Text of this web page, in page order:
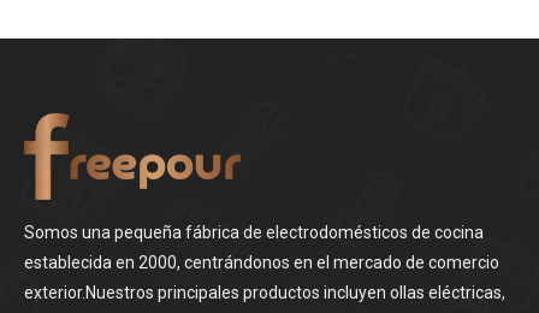
Somos una pequeña fábrica de electrodomésticos de cocina
establecida en 2000, centrándonos en el mercado de comercio
exterior.Nuestros principales productos incluyen ollas eléctricas,